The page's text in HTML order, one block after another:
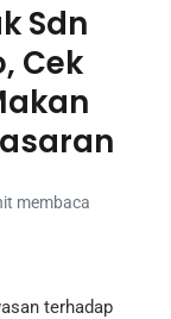
Sdn
Cek
membaca
terhadap